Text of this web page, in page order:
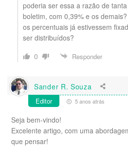
poderia ser essa a razão de
boletim, com 0,39% e os
os percentuais já estivessem
ser distribuídos?
0
Responder
Sander R. Souza
Editor 5 anos atrás
Seja bem-vindo!
Excelente artigo, com uma
que pensar!